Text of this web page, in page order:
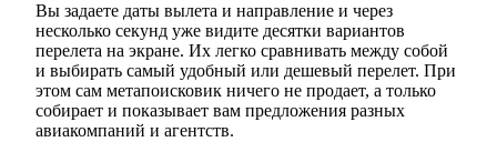
Вы задаете даты вылета и направление и через
несколько секунд уже видите десятки вариантов
перелета на экране. Их легко сравнивать между собой
и выбирать самый удобный или дешевый перелет. При
этом сам метапоисковик ничего не продает, а только
собирает и показывает вам предложения разных
авиакомпаний и агентств.